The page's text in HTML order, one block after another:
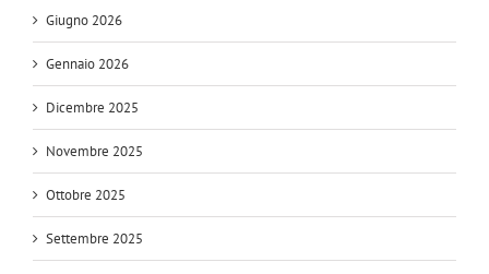
Giugno 2026
Gennaio 2026
Dicembre 2025
Novembre 2025
Ottobre 2025
Settembre 2025